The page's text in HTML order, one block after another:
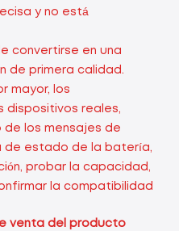
y no está
convertirse en una
de primera calidad.
mayor, los
dispositivos reales,
los mensajes de
de estado de la batería,
probar la capacidad,
la compatibilidad
venta del producto